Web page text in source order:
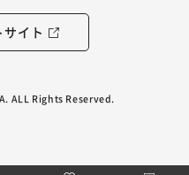
イト
ALL Rights Reserved.